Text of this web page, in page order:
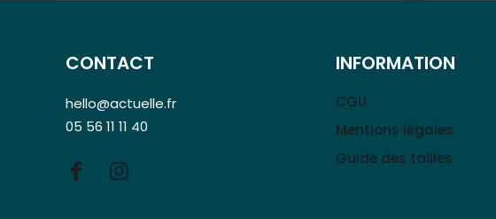
CONTACT
hello@actuelle.fr
05 56 11 11 40
INFORMATION
CGU
Mentions légales
Guide des tailles